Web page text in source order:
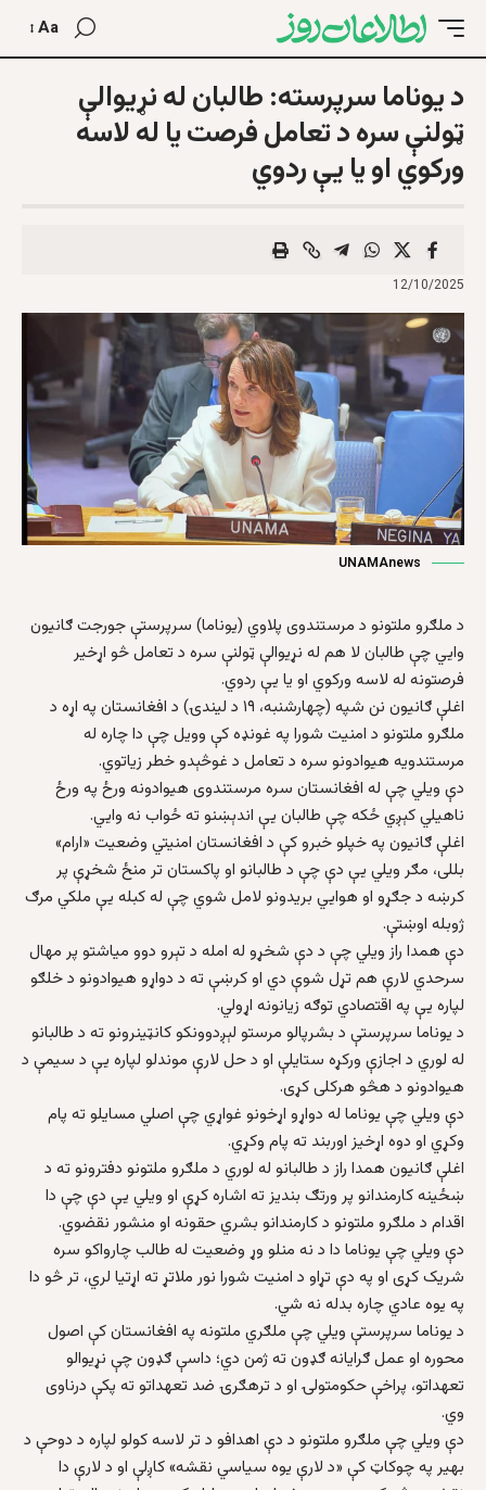
Aa
د یوناما سرپرسته: طالبان له نړیوالې
ټولنې سره د تعامل فرصت یا له لاسه
ورکوي او یا یې ردوي
12/10/2025
UNAMAnews
د ملګرو ملتونو د مرستندوی پلاوي (یوناما) سرپرستې جورجت ګانیون
وایي چې طالبان لا هم له نړیوالې ټولنې سره د تعامل څو اړخیر
فرصتونه له لاسه ورکوي او یا یې ردوي.
اغلې ګانیون نن شپه (چهارشنبه، ۱۹ د لیندۍ) د افغانستان په اړه د
ملګرو ملتونو د امنیت شورا په غونډه کې وویل چې دا چاره له
مرستندویه هیوادونو سره د تعامل د غوڅېدو خطر زیاتوي.
دې ویلي چې له افغانستان سره مرستندوی هیوادونه ورځ په ورځ
ناهیلي کېږي ځکه چې طالبان یې اندېښنو ته ځواب نه وایي.
اغلې ګانیون په خپلو خبرو کې د افغانستان امنیتي وضعیت «ارام»
بللی، مګر ویلي یې دې چې د طالبانو او پاکستان تر منځ شخړې پر
کرښه د جګړو او هوایي بریدونو لامل شوي چې له کبله یې ملکي مرګ
ژوبله اوښتې.
دې همدا راز ویلي چې د دې شخړو له امله د تېرو دوو میاشتو پر مهال
سرحدي لارې هم تړل شوې دي او کرښې ته د دواړو هیوادونو د خلګو
لپاره یې په اقتصادي توګه زیانونه اړولي.
د یوناما سرپرستې د بشرپالو مرستو لېږدوونکو کانټینرونو ته د طالبانو
له لوري د اجازې ورکړه ستایلې او د حل لارې موندلو لپاره یې د سیمې د
هیوادونو د هڅو هرکلی کړی.
دې ویلي چې یوناما له دواړو اړخونو غواړي چې اصلي مسایلو ته پام
وکړي او دوه اړخیز اوربند ته پام وکړي.
اغلې ګانیون همدا راز د طالبانو له لوري د ملګرو ملتونو دفترونو ته د
ښځینه کارمندانو پر ورتګ بندیز ته اشاره کړې او ویلي یې دې چې دا
اقدام د ملګرو ملتونو د کارمندانو بشري حقونه او منشور نقضوي.
دې ویلي چې یوناما دا د نه منلو وړ وضعیت له طالب چارواکو سره
شریک کړی او په دې تړاو د امنیت شورا نور ملاتړ ته اړتیا لري، تر څو دا
په یوه عادي چاره بدله نه شي.
د یوناما سرپرستې ویلي چې ملګري ملتونه په افغانستان کې اصول
محوره او عمل ګرایانه ګډون ته ژمن دي؛ داسې ګډون چې نړیوالو
تعهداتو، پراخې حکومتولۍ او د ترهګرۍ ضد تعهداتو ته پکې درناوی
وي.
دې ویلي چې ملګرو ملتونو د دې اهدافو د تر لاسه کولو لپاره د دوحې د
بهیر په چوکاټ کې «د لارې یوه سیاسي نقشه» کاږلې او د لارې دا